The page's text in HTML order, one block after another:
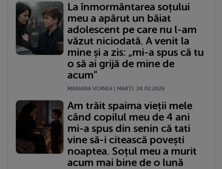
La înmormântarea soțului
meu a apărut un băiat
adolescent pe care nu l-am
văzut niciodată. A venit la
mine și a zis: „mi-a spus că tu
o să ai grijă de mine de
acum"
MARIANA VOINEA | MARŢI, 24.02.2026
Am trăit spaima vieții mele
când copilul meu de 4 ani
mi-a spus din senin că tati
vine să-i citească povești
noaptea. Soțul meu a murit
acum mai bine de o lună